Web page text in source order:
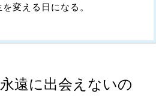
変える日になる。
遠に出会えないの